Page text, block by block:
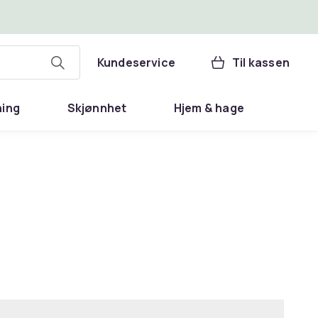
Kundeservice Til kassen
Skjønnhet Hjem & hage